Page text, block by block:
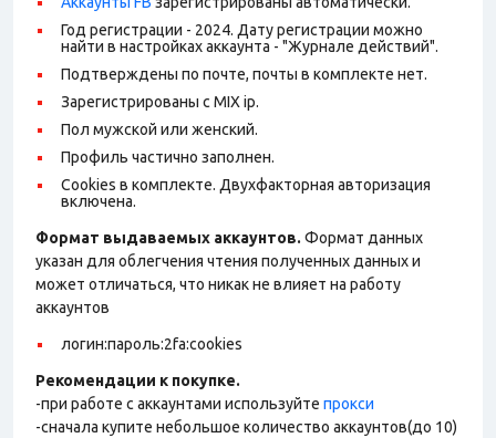
Год регистрации - 2024. Дату регистрации можно
найти в настройках аккаунта - "Журнале действий".
Подтверждены по почте, почты в комплекте нет.
Зарегистрированы с MIX ip.
Пол мужской или женский.
Профиль частично заполнен.
Cookies в комплекте. Двухфакторная авторизация
включена.
Формат выдаваемых аккаунтов. Формат данных
указан для облегчения чтения полученных данных и
может отличаться, что никак не влияет на работу
аккаунтов
логин:пароль:2fa:cookies
Рекомендации к покупке.
-при работе с аккаунтами используйте прокси
-сначала купите небольшое количество аккаунтов(до 10)